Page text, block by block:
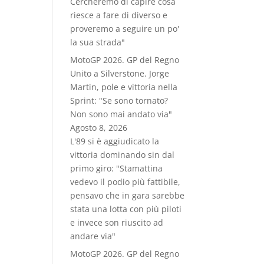
riesce a fare di diverso e
proveremo a seguire un po'
la sua strada"
MotoGP 2026. GP del Regno
Unito a Silverstone. Jorge
Martin, pole e vittoria nella
Sprint: "Se sono tornato?
Non sono mai andato via"
Agosto 8, 2026
L'89 si è aggiudicato la
vittoria dominando sin dal
primo giro: "Stamattina
vedevo il podio più fattibile,
pensavo che in gara sarebbe
stata una lotta con più piloti
e invece son riuscito ad
andare via"
MotoGP 2026. GP del Regno